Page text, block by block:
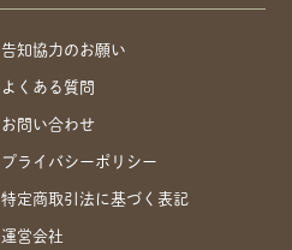
告知協力のお願い
よくある質問
お問い合わせ
プライバシーポリシー
特定商取引法に基づく表記
運営会社